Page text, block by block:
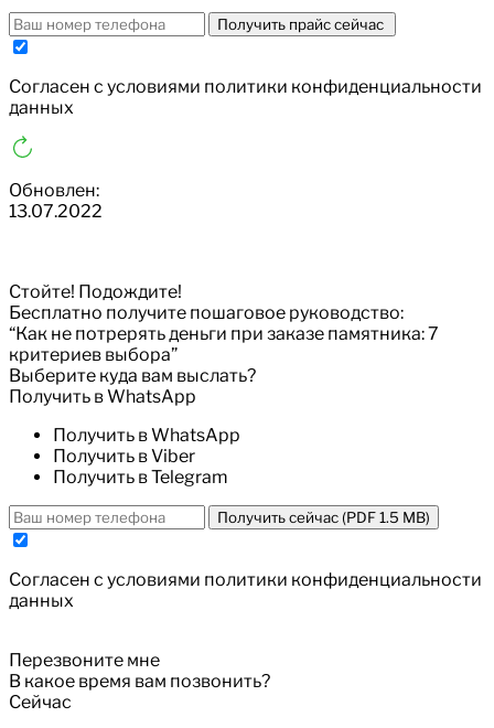
Получить прайс сейчас
Cогласен с условиями политики конфиденциальности
данных
Обновлен:
13.07.2022
Стойте! Подождите!
Бесплатно получите пошаговое руководство:
“Как не потрерять деньги при заказе памятника: 7
критериев выбора”
Выберите куда вам выслать?
Получить в WhatsApp
Получить в WhatsApp
Получить в Viber
Получить в Telegram
Получить сейчас (PDF 1.5 MB)
Cогласен с условиями политики конфиденциальности
данных
Перезвоните мне
В какое время вам позвонить?
Сейчас